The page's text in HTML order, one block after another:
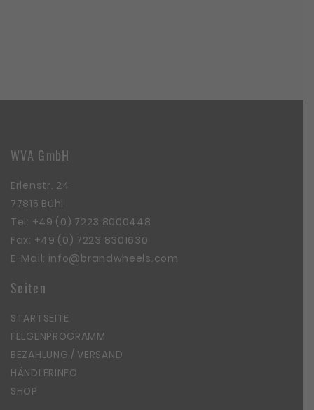
WVA GmbH
Erlenstr. 24
77815 Bühl
Tel: +49 (0) 7223 8000448
Fax: +49 (0) 7223 8301630
E-Mail: info@brandwheels.com
Seiten
STARTSEITE
FELGENPROGRAMM
BEZAHLUNG / VERSAND
HÄNDLERINFO
SHOP